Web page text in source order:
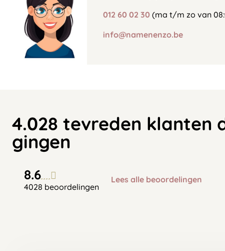
012 60 02 30 (ma t/m zo van
info@namenenzo.be
4.028 tevreden klanten
gingen
8.6
4028 beoordelingen
Lees alle beoordelingen